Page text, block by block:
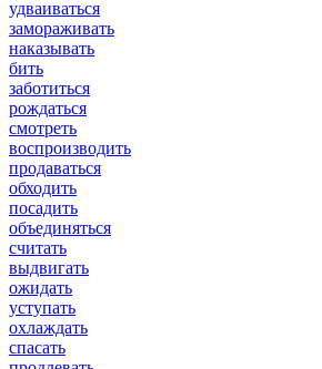
удваиваться
замораживать
наказывать
бить
заботиться
рождаться
смотреть
воспроизводить
продаваться
обходить
посадить
объединяться
считать
выдвигать
ожидать
уступать
охлаждать
спасать